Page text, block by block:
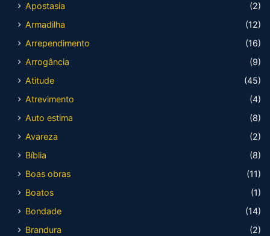
Apostasia
(2)
Armadilha
(12)
Arrependimento
(16)
Arrogância
(9)
Atitude
(45)
Atrevimento
(4)
Auto estima
(8)
Avareza
(2)
Bíblia
(8)
Boas obras
(11)
Boatos
(1)
Bondade
(14)
Brandura
(2)